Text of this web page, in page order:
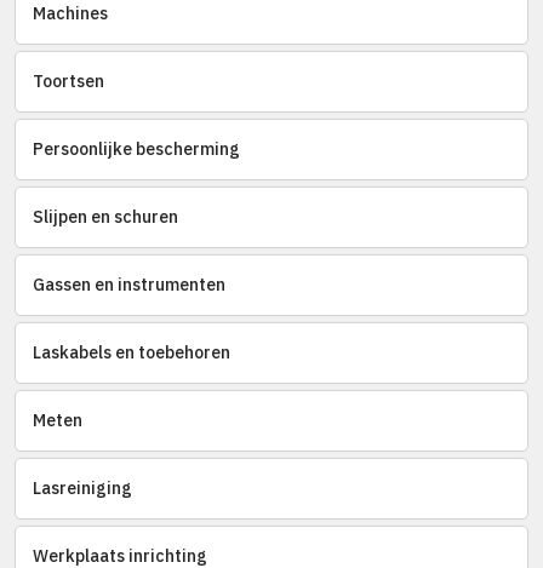
Machines
Toortsen
Persoonlijke bescherming
Slijpen en schuren
Gassen en instrumenten
Laskabels en toebehoren
Meten
Lasreiniging
Werkplaats inrichting